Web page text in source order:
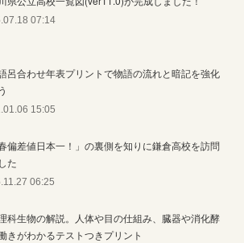
07:14
呂合わせ年表プリントで物語の流れと暗記を強化
15:05
春偏差値日本一！」の裏側を知りに鎌倉高校を訪問
た
06:25
科生物の解説。人体や目の仕組み、臓器や消化酵
きがわかるテストつきプリント